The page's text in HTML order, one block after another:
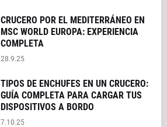
CRUCERO POR EL MEDITERRÁNEO EN
MSC WORLD EUROPA: EXPERIENCIA
COMPLETA
28.9.25
TIPOS DE ENCHUFES EN UN CRUCERO:
GUÍA COMPLETA PARA CARGAR TUS
DISPOSITIVOS A BORDO
7.10.25